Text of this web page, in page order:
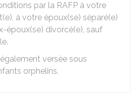
par la RAFP à votre
à votre époux(se) séparé(e)
époux(se) divorcé(e), sauf
versée sous
orphelins.